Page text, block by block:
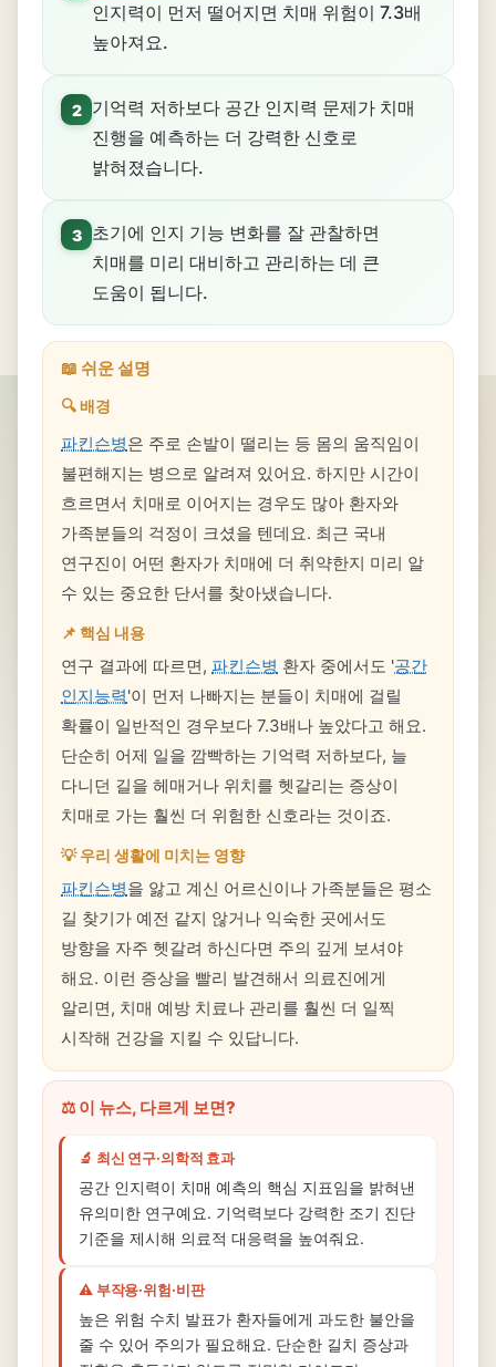
인지력이 먼저 떨어지면 치매 위험이 7.3배
높아져요.
2
기억력 저하보다 공간 인지력 문제가 치매
진행을 예측하는 더 강력한 신호로
밝혀졌습니다.
3
초기에 인지 기능 변화를 잘 관찰하면
치매를 미리 대비하고 관리하는 데 큰
도움이 됩니다.
📖 쉬운 설명
🔍 배경
파킨슨병은 주로 손발이 떨리는 등 몸의 움직임이
불편해지는 병으로 알려져 있어요. 하지만 시간이
흐르면서 치매로 이어지는 경우도 많아 환자와
가족분들의 걱정이 크셨을 텐데요. 최근 국내
연구진이 어떤 환자가 치매에 더 취약한지 미리 알
수 있는 중요한 단서를 찾아냈습니다.
📌 핵심 내용
연구 결과에 따르면, 파킨슨병 환자 중에서도 '공간
인지능력'이 먼저 나빠지는 분들이 치매에 걸릴
확률이 일반적인 경우보다 7.3배나 높았다고 해요.
단순히 어제 일을 깜빡하는 기억력 저하보다, 늘
다니던 길을 헤매거나 위치를 헷갈리는 증상이
치매로 가는 훨씬 더 위험한 신호라는 것이죠.
💡 우리 생활에 미치는 영향
파킨슨병을 앓고 계신 어르신이나 가족분들은 평소
길 찾기가 예전 같지 않거나 익숙한 곳에서도
방향을 자주 헷갈려 하신다면 주의 깊게 보셔야
해요. 이런 증상을 빨리 발견해서 의료진에게
알리면, 치매 예방 치료나 관리를 훨씬 더 일찍
시작해 건강을 지킬 수 있답니다.
⚖️ 이 뉴스, 다르게 보면?
🔬 최신 연구·의학적 효과
공간 인지력이 치매 예측의 핵심 지표임을 밝혀낸
유의미한 연구예요. 기억력보다 강력한 조기 진단
기준을 제시해 의료적 대응력을 높여줘요.
⚠️ 부작용·위험·비판
높은 위험 수치 발표가 환자들에게 과도한 불안을
줄 수 있어 주의가 필요해요. 단순한 길치 증상과